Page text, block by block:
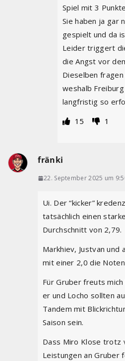
Spiel mit 3
Sie haben ja gar
gespielt und da
Leider triggert
die Angst vor
Dieselben fragen
weshalb
langfristig so
15
1
fränki
22. September 2025 um
Ui. Der “kicker”
tatsächlich einen
Durchschnitt von 2,79.
Markhiev, Justvan und
mit einer 2,0 die
Für Gruber freuts
er und Locho sollten
Tandem mit
Saison sein.
Dass Miro Klose trotz
Leistungen an Gruber